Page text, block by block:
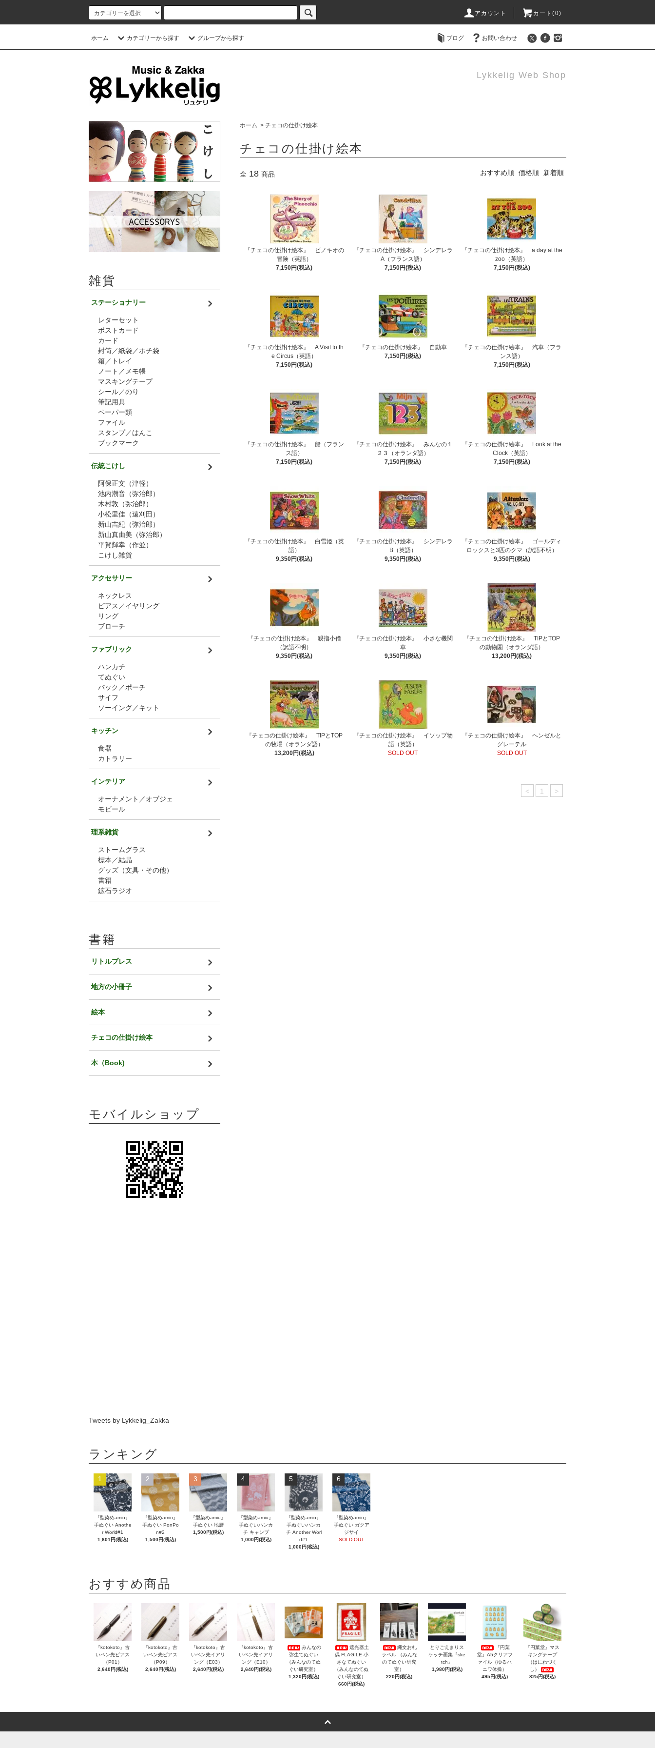
アカウント カート(0)
ホーム カテゴリーから探す グループから探す ブログ お問い合わせ
Lykkelig Web Shop
ホーム > チェコの仕掛け絵本
チェコの仕掛け絵本
全 18 商品 おすすめ順 価格順 新着順
『チェコの仕掛け絵本』 ビノキオの
冒険（英語）
7,150円(税込)
『チェコの仕掛け絵本』 シンデレラ
A（フランス語）
7,150円(税込)
『チェコの仕掛け絵本』 a day at the
zoo（英語）
7,150円(税込)
『チェコの仕掛け絵本』 A Visit to th
e Circus（英語）
7,150円(税込)
『チェコの仕掛け絵本』 自動車
7,150円(税込)
『チェコの仕掛け絵本』 汽車（フラ
ンス語）
7,150円(税込)
『チェコの仕掛け絵本』 船（フラン
ス語）
7,150円(税込)
『チェコの仕掛け絵本』 みんなの１
２３（オランダ語）
7,150円(税込)
『チェコの仕掛け絵本』 Look at the
Clock（英語）
7,150円(税込)
『チェコの仕掛け絵本』 白雪姫（英
語）
9,350円(税込)
『チェコの仕掛け絵本』 シンデレラ
B（英語）
9,350円(税込)
『チェコの仕掛け絵本』 ゴールディ
ロックスと3匹のクマ（訳語不明）
9,350円(税込)
『チェコの仕掛け絵本』 親指小僧
（訳語不明）
9,350円(税込)
『チェコの仕掛け絵本』 小さな機関
車
9,350円(税込)
『チェコの仕掛け絵本』 TIPとTOP
の動物園（オランダ語）
13,200円(税込)
『チェコの仕掛け絵本』 TIPとTOP
の牧場（オランダ語）
13,200円(税込)
『チェコの仕掛け絵本』 イソップ物
語（英語）
SOLD OUT
『チェコの仕掛け絵本』 ヘンゼルと
グレーテル
SOLD OUT
< 1 >
雑貨
ステーショナリー
レターセット
ポストカード
カード
封筒／紙袋／ポチ袋
箱／トレイ
ノート／メモ帳
マスキングテープ
シール／のり
筆記用具
ペーパー類
ファイル
スタンプ／はんこ
ブックマーク
伝統こけし
阿保正文（津軽）
池内潮音（弥治郎）
木村敦（弥治郎）
小松里佳（遠刈田）
新山吉紀（弥治郎）
新山真由美（弥治郎）
平賀輝幸（作並）
こけし雑貨
アクセサリー
ネックレス
ピアス／イヤリング
リング
ブローチ
ファブリック
ハンカチ
てぬぐい
バック／ポーチ
サイフ
ソーイング／キット
キッチン
食器
カトラリー
インテリア
オーナメント／オブジェ
モビール
理系雑貨
ストームグラス
標本／結晶
グッズ（文具・その他）
書籍
鉱石ラジオ
書籍
リトルプレス
地方の小冊子
絵本
チェコの仕掛け絵本
本（Book)
モバイルショップ
Tweets by Lykkelig_Zakka
ランキング
1
『型染めamiu』
手ぬぐい Anothe
r World#1
1,601円(税込)
2
『型染めamiu』
手ぬぐい PonPo
n#2
1,500円(税込)
3
『型染めamiu』
手ぬぐい 地層
1,500円(税込)
4
『型染めamiu』
手ぬぐいハンカ
チ キャンプ
1,000円(税込)
5
『型染めamiu』
手ぬぐいハンカ
チ Another Worl
d#1
1,000円(税込)
6
『型染めamiu』
手ぬぐい ガクア
ジサイ
SOLD OUT
おすすめ商品
『kotokoto』古
いペン先ピアス
（P01）
2,640円(税込)
『kotokoto』古
いペン先ピアス
（P09）
2,640円(税込)
『kotokoto』古
いペン先イアリ
ング（E03）
2,640円(税込)
『kotokoto』古
いペン先イアリ
ング（E10）
2,640円(税込)
みんなの
弥生てぬぐい
（みんなのてぬ
ぐい研究室）
1,320円(税込)
遮光器土
偶 FLAGILE 小
さなてぬぐい
（みんなのてぬ
ぐい研究室）
660円(税込)
縄文お札
ラベル （みんな
のてぬぐい研究
室）
220円(税込)
とりごえまりス
ケッチ画集『ske
tch』
1,980円(税込)
『円葉
堂』A5クリアフ
ァイル（ゆるハ
ニワ体操）
495円(税込)
『円葉堂』マス
キングテープ
（はにわづく
し）
825円(税込)